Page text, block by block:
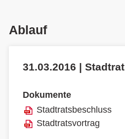
Ablauf
31.03.2016 | Stadtrat
Dokumente
Stadtratsbeschluss
Stadtratsvortrag